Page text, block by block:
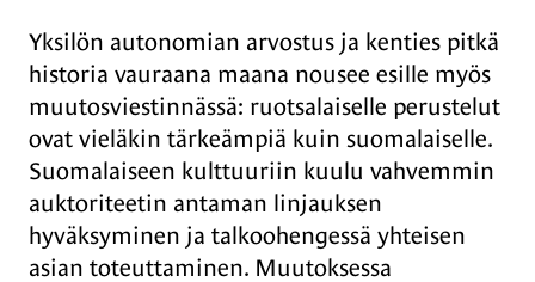
Yksilön autonomian arvostus ja kenties pitkä
historia vauraana maana nousee esille myös
muutosviestinnässä: ruotsalaiselle perustelut
ovat vieläkin tärkeämpiä kuin suomalaiselle.
Suomalaiseen kulttuuriin kuulu vahvemmin
auktoriteetin antaman linjauksen
hyväksyminen ja talkoohengessä yhteisen
asian toteuttaminen. Muutoksessa